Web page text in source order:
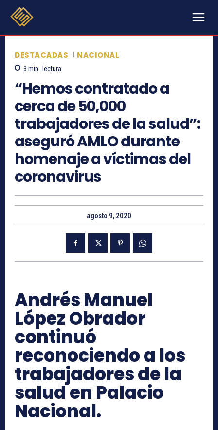
DESTACADAS NACIONAL
3 min. lectura
“Hemos contratado a
cerca de 50,000
trabajadores de la salud”:
aseguró AMLO durante
homenaje a víctimas del
coronavirus
agosto 9, 2020
Andrés Manuel
López Obrador
continuó
reconociendo a los
trabajadores de la
salud en Palacio
Nacional.